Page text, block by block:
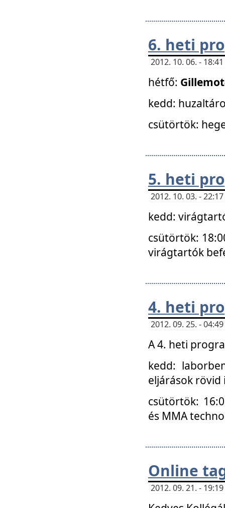
6. heti
2012. 10. 06. -
hétfő:
kedd:
csütörtök:
5. heti
2012. 10. 03. -
kedd:
csütörtök:
virágtartók
4. heti
2012. 09. 25. -
A 4. heti
kedd:
eljárások
csütörtök:
és MMA
Online
2012. 09. 21. -